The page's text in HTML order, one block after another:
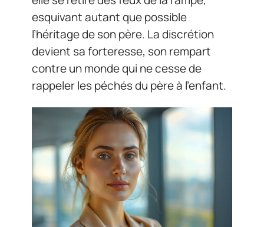
esquivant autant que possible
l’héritage de son père. La discrétion
devient sa forteresse, son rempart
contre un monde qui ne cesse de
rappeler les péchés du père à l’enfant.